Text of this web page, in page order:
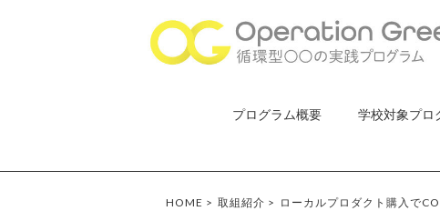
プログラム概要 学校対象プロ
HOME > 取組紹介 > ローカルプロダクト購入で